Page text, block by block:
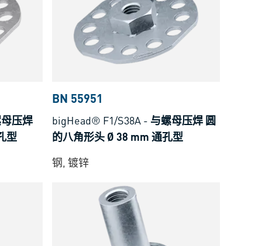
压焊
型
BN 55951
bigHead® F1/S38A - 与螺母压焊 圆
的八角形头 Ø 38 mm 通孔型
钢, 镀锌